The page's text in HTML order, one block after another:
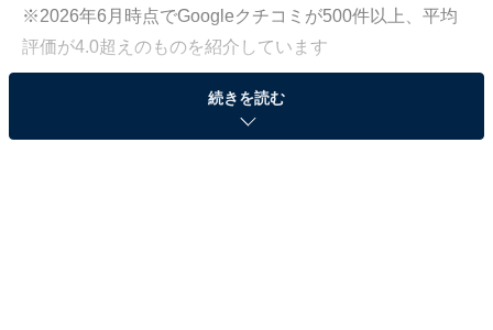
※2026年6月時点でGoogleクチコミが500件以上、平均
評価が4.0超えのものを紹介しています
この記事の執筆者：
いもの部
続きを読む